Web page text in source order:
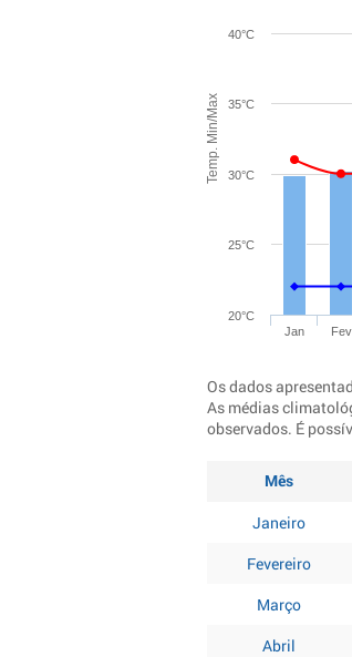
Temp. Min/Max
Jan Fev
20°C
25°C
30°C
35°C
40°C
Os dados
As médias
observados. É
Mês
Janeiro
Fevereiro
Março
Abril